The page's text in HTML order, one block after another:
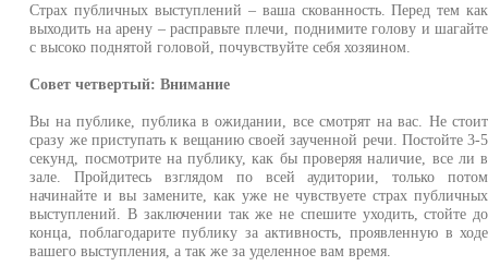
Страх публичных выступлений – ваша скованность. Перед тем как
выходить на арену – расправьте плечи, поднимите голову и шагайте
с высоко поднятой головой, почувствуйте себя хозяином.
Совет четвертый: Внимание
Вы на публике, публика в ожидании, все смотрят на вас. Не стоит
сразу же приступать к вещанию своей заученной речи. Постойте 3-5
секунд, посмотрите на публику, как бы проверяя наличие, все ли в
зале. Пройдитесь взглядом по всей аудитории, только потом
начинайте и вы замените, как уже не чувствуете страх публичных
выступлений. В заключении так же не спешите уходить, стойте до
конца, поблагодарите публику за активность, проявленную в ходе
вашего выступления, а так же за уделенное вам время.